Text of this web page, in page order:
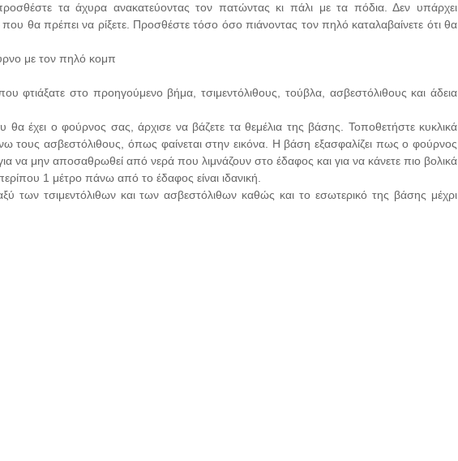
τα άχυρα ανακατεύοντας τον πατώντας κι πάλι με τα πόδια. Δεν υπάρχει
θα πρέπει να ρίξετε. Προσθέστε τόσο όσο πιάνοντας τον πηλό καταλαβαίνετε ότι θα
με τον πηλό κομπ
φτιάξατε στο προηγούμενο βήμα, τσιμεντόλιθους, τούβλα, ασβεστόλιθους και άδεια
θα έχει ο φούρνος σας, άρχισε να βάζετε τα θεμέλια της βάσης. Τοποθετήστε κυκλικά
τους ασβεστόλιθους, όπως φαίνεται στην εικόνα. Η βάση εξασφαλίζει πως ο φούρνος
να μην αποσαθρωθεί από νερά που λιμνάζουν στο έδαφος και για να κάνετε πιο βολικά
1 μέτρο πάνω από το έδαφος είναι ιδανική.
των τσιμεντόλιθων και των ασβεστόλιθων καθώς και το εσωτερικό της βάσης μέχρι